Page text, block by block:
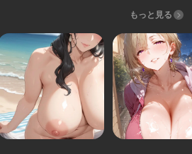
もっと見る